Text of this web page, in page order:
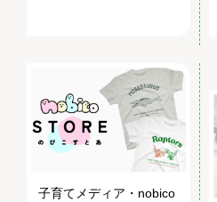
子育てメディア・nobico